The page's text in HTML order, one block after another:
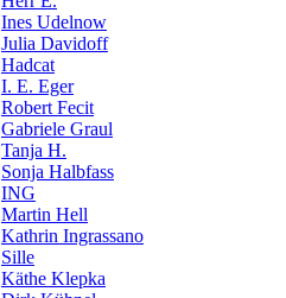
Ines Udelnow
Julia Davidoff
Hadcat
I. E. Eger
Robert Fecit
Gabriele Graul
Tanja H.
Sonja Halbfass
ING
Martin Hell
Kathrin Ingrassano
Sille
Käthe Klepka